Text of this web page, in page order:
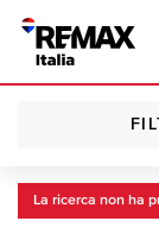
La ricerca non ha